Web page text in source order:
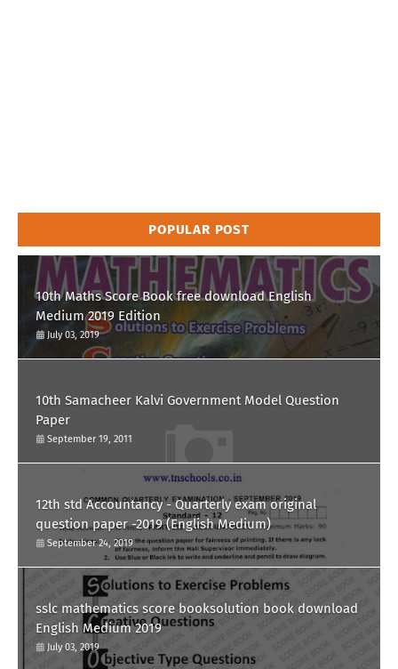
POPULAR POST
10th Maths Score Book free download English
Medium 2019 Edition
July 03, 2019
10th Samacheer Kalvi Government Model Question
Paper
September 19, 2011
12th std Accountancy - Quarterly exam original
question paper -2019 (English Medium)
September 24, 2019
sslc mathematics score booksolution book download
English Medium 2019
July 03, 2019